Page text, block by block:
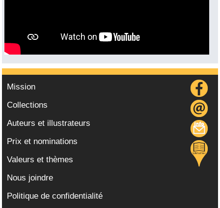
Mission
Collections
Auteurs et illustrateurs
Prix et nominations
Valeurs et thèmes
Nous joindre
Politique de confidentialité